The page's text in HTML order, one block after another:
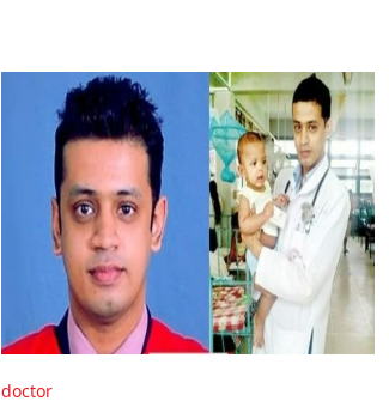
doctor